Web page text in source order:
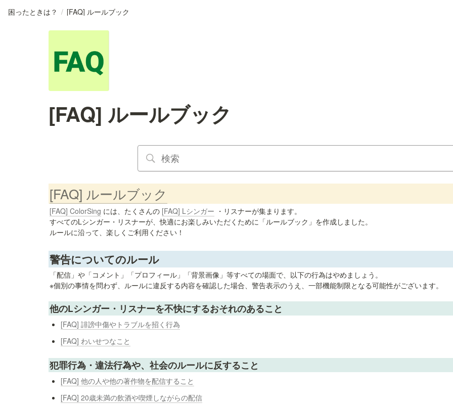
困ったときは？ / [FAQ] ルールブック
[FAQ] ルールブック
[FAQ] ルールブック
[FAQ] ColorSing には、たくさんの [FAQ] Lシンガー ・リスナーが集まります。
すべてのLシンガー・リスナーが、快適にお楽しみいただくために「ルールブック」を作成しました。
ルールに沿って、楽しくご利用ください！
警告についてのルール
「配信」や「コメント」「プロフィール」「背景画像」等すべての場面で、以下の行為はやめましょう。
※個別の事情を問わず、ルールに違反する内容を確認した場合、警告表示のうえ、一部機能制限となる可能性がございます。
他のLシンガー・リスナーを不快にするおそれのあること
[FAQ] 誹謗中傷やトラブルを招く行為
[FAQ] わいせつなこと
犯罪行為・違法行為や、社会のルールに反すること
[FAQ] 他の人や他の著作物を配信すること
[FAQ] 20歳未満の飲酒や喫煙しながらの配信